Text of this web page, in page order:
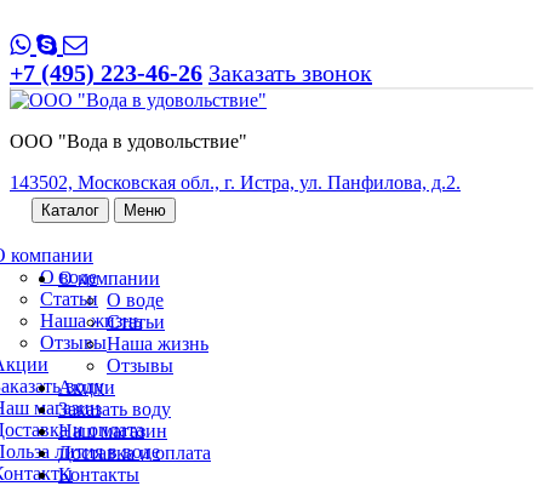
+7 (495) 223-46-26 Заказать звонок
ООО "Вода в удовольствие"
143502, Московская обл., г. Истра, ул. Панфилова, д.2.
Каталог Меню
компании
О воде
Статьи
Наша жизнь
Отзывы
воду
магазин
и оплата
лития в воде
О компании
О воде
Статьи
Наша жизнь
Отзывы
Акции
Заказать воду
Наш магазин
Доставка и оплата
Контакты